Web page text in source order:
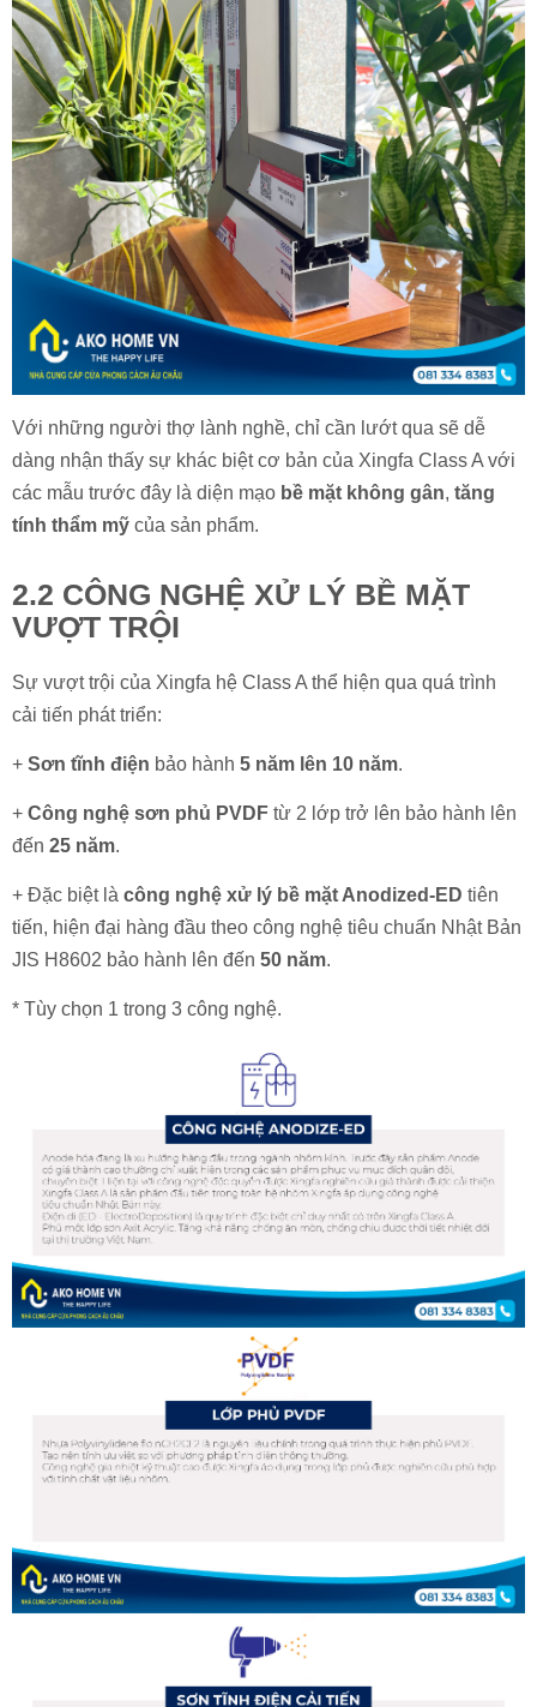
Với những người thợ lành nghề, chỉ cần lướt qua sẽ dễ
dàng nhận thấy sự khác biệt cơ bản của Xingfa Class A với
các mẫu trước đây là diện mạo bề mặt không gân, tăng
tính thẩm mỹ của sản phẩm.
2.2 CÔNG NGHỆ XỬ LÝ BỀ MẶT
VƯỢT TRỘI
Sự vượt trội của Xingfa hệ Class A thể hiện qua quá trình
cải tiến phát triển:
+ Sơn tĩnh điện bảo hành 5 năm lên 10 năm.
+ Công nghệ sơn phủ PVDF từ 2 lớp trở lên bảo hành lên
đến 25 năm.
+ Đặc biệt là công nghệ xử lý bề mặt Anodized-ED tiên
tiến, hiện đại hàng đầu theo công nghệ tiêu chuẩn Nhật Bản
JIS H8602 bảo hành lên đến 50 năm.
* Tùy chọn 1 trong 3 công nghệ.